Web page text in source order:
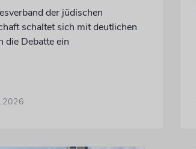
der jüdischen
schaltet sich mit deutlichen
die Debatte ein